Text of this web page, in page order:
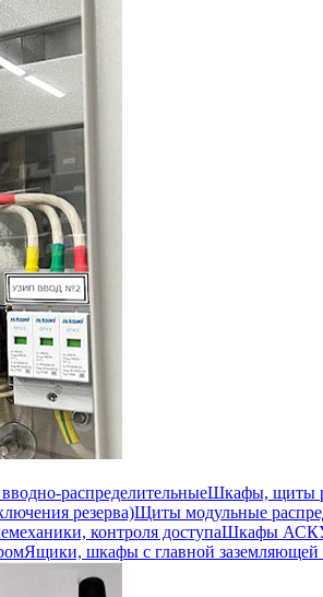
распределительныеШкафы, щиты
резерва)Щиты модульные
контроля доступаШкафы
Ящики, шкафы с главной